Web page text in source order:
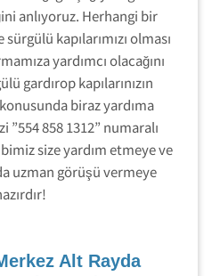
anlıyoruz. Herhangi bir
kapılarımızı olması
yardımcı olacağını
gardırop kapılarınızın
konusunda biraz yardıma
”554 858 1312” numaralı
size yardım etmeye ve
uzman görüşü vermeye
Alt Rayda